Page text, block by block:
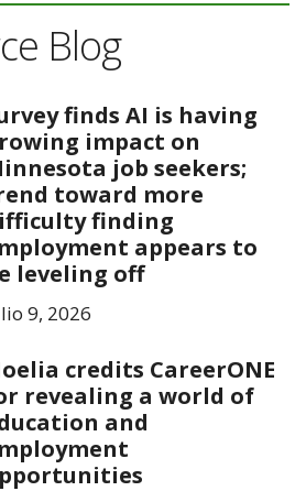
Blog
finds AI is having
impact on
job seekers;
toward more
finding
appears to
leveling off
9, 2026
credits CareerONE
revealing a world of
and